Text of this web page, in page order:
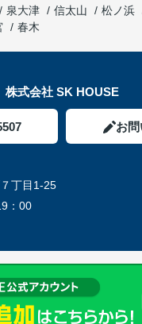
泉大津 信太山 松ノ浜
春木
株式会社 SK HOUSE
お問
丁目1-25
：00